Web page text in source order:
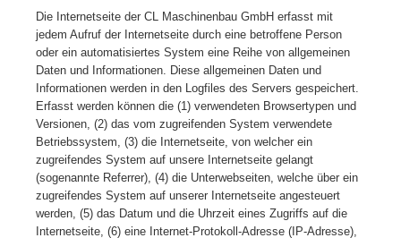
Die Internetseite der CL Maschinenbau GmbH erfasst mit
jedem Aufruf der Internetseite durch eine betroffene Person
oder ein automatisiertes System eine Reihe von allgemeinen
Daten und Informationen. Diese allgemeinen Daten und
Informationen werden in den Logfiles des Servers gespeichert.
Erfasst werden können die (1) verwendeten Browsertypen und
Versionen, (2) das vom zugreifenden System verwendete
Betriebssystem, (3) die Internetseite, von welcher ein
zugreifendes System auf unsere Internetseite gelangt
(sogenannte Referrer), (4) die Unterwebseiten, welche über ein
zugreifendes System auf unserer Internetseite angesteuert
werden, (5) das Datum und die Uhrzeit eines Zugriffs auf die
Internetseite, (6) eine Internet-Protokoll-Adresse (IP-Adresse),